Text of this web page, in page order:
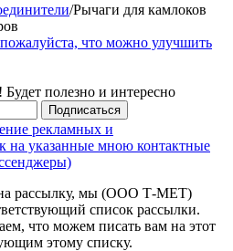
/Рычаги для камлоков
что можно улучшить
полезно и интересно
Подписаться
рекламных и
на указанные мною контактные
на рассылку, мы (ООО Т-МЕТ)
список рассылки.
что можем писать вам на этот
этому списку.